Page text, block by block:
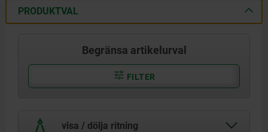
PRODUKTVAL
Begränsa artikelurval
FILTER
visa / dölja ritning